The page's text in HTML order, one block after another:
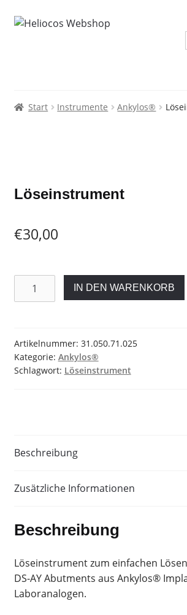
Start Instrumente Ankylos®
Löseinstrument
€30,00
LöseinstrumentIN DEN WARENKORB
Artikelnummer: 31.050.71.025
Kategorie: Ankylos®
Schlagwort: Löseinstrument
Beschreibung
Zusätzliche Informationen
Beschreibung
Löseinstrument zum einfachen
DS-AY Abutments aus Ankylos®
Laboranalogen.